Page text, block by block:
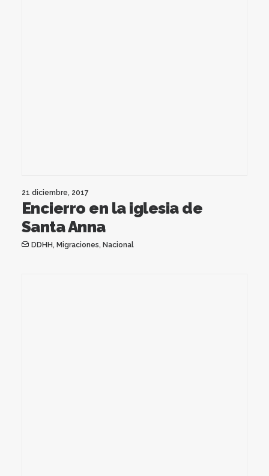
21 diciembre, 2017
Encierro en la iglesia de
Santa Anna
DDHH, Migraciones, Nacional